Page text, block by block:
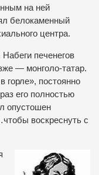
на ней
белокаменный
центра.
печенегов
— монголо-татар.
горле», постоянно
его полностью
опустошен
воскреснуть с